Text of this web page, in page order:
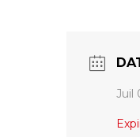
Juil